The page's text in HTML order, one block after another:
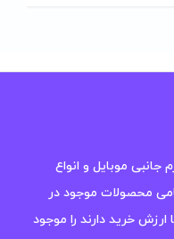
موبایل و انواع
محصولات موجود در
ارزش خرید دارند را موجود